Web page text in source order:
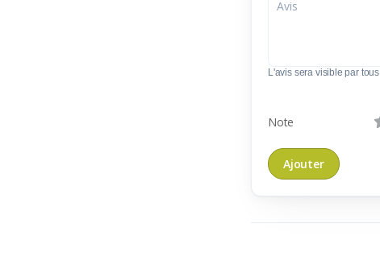
L'avis sera visible par
Note